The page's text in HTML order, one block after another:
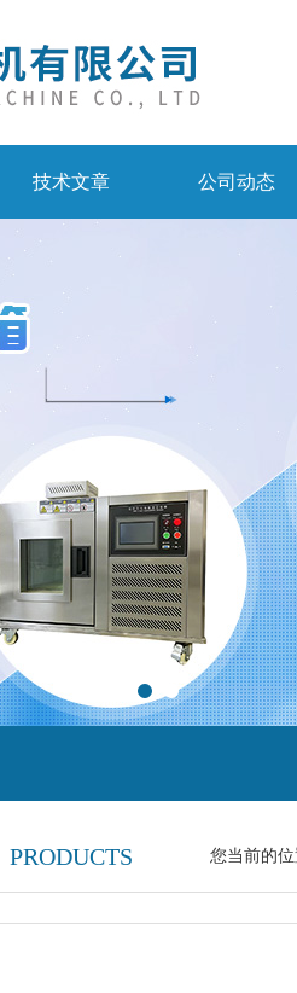
技术文章 公司动态
PRODUCTS 您当前的位